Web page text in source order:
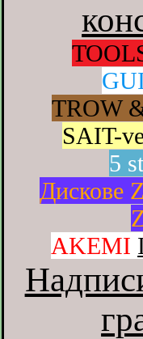
TROW
SAIT-
5
Дискове
AKEMI